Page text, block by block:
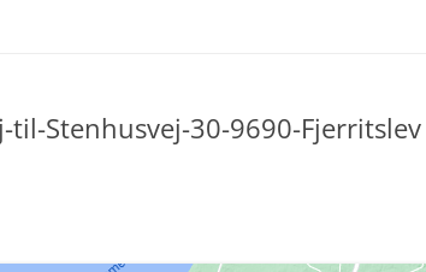
Stenhusvej-30-9690-Fjerritslev